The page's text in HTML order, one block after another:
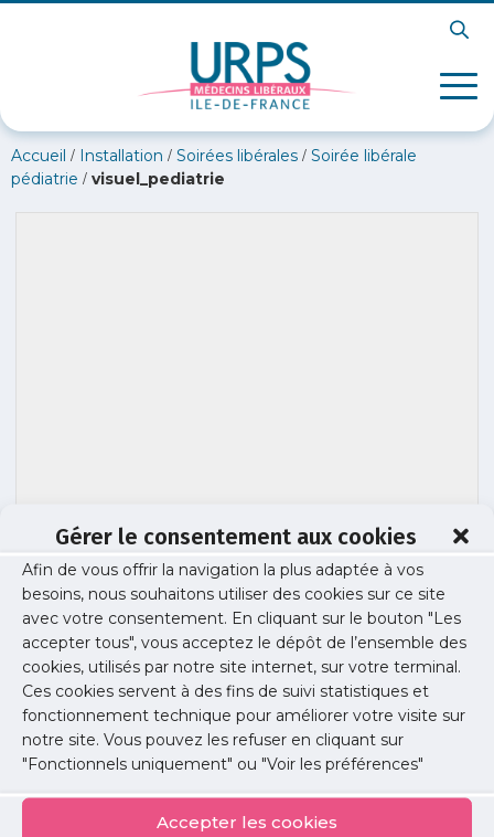
Gérer le consentement aux cookies
Afin de vous offrir la navigation la plus adaptée à vos
besoins, nous souhaitons utiliser des cookies sur ce site
avec votre consentement. En cliquant sur le bouton "Les
accepter tous", vous acceptez le dépôt de l’ensemble des
cookies, utilisés par notre site internet, sur votre terminal.
Ces cookies servent à des fins de suivi statistiques et
fonctionnement technique pour améliorer votre visite sur
notre site. Vous pouvez les refuser en cliquant sur
"Fonctionnels uniquement" ou "Voir les préférences"
Accepter les cookies
Accueil / Installation / Soirées libérales / Soirée libérale
pédiatrie / visuel_pediatrie
visuel_pediatrie
Publié le : 23 novembre 2021
Partager cet article :